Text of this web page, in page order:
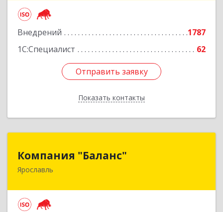
Внедрений
1787
1С:Специалист
62
Отправить заявку
Показать контакты
Отправить заявку
Назад
Компания "Баланс"
Ярославль
150014, Ярославская обл, Ярославль г, Свободы